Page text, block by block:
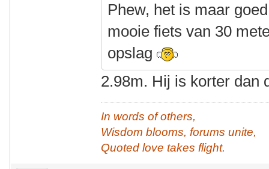
Phew, het is maar
mooie fiets van 30
opslag
2.98m. Hij is korter dan
In words of others,
Wisdom blooms, forums unite,
Quoted love takes flight.